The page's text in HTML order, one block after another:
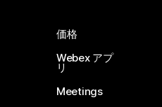
価格
Webex アプ
リ
Meetings